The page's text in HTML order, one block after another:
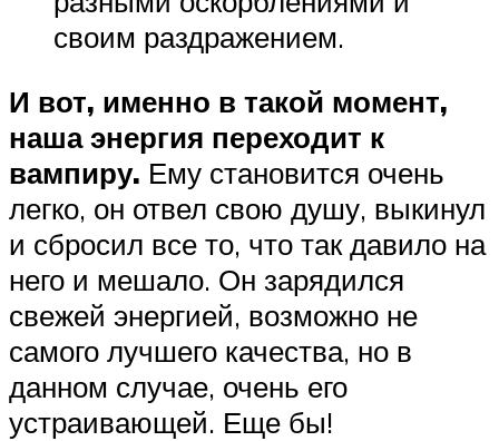
своим раздражением.
И вот, именно в такой момент,
наша энергия переходит к
вампиру. Ему становится очень
легко, он отвел свою душу, выкинул
и сбросил все то, что так давило на
него и мешало. Он зарядился
свежей энергией, возможно не
самого лучшего качества, но в
данном случае, очень его
устраивающей. Еще бы!